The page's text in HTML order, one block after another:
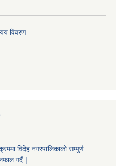
विवरण
विदेह नगरपालिकाको सम्पुर्ण
गर्दै |